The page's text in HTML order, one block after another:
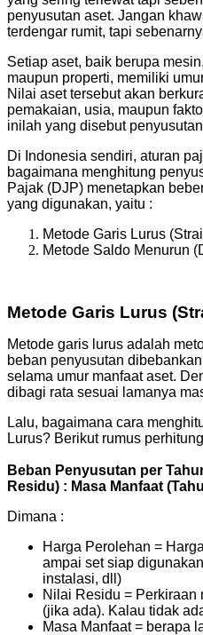
penyusutan aset. Jangan
terdengar rumit, tapi
Setiap aset, baik berupa
maupun properti, memiliki
Nilai aset tersebut akan
pemakaian, usia, maupun
inilah yang disebut
Di Indonesia sendiri, aturan
bagaimana menghitung
Pajak (DJP) menetapkan
yang digunakan, yaitu :
Metode Garis Lurus
Metode Saldo Menurun
Metode Garis Lurus
Metode garis lurus adalah
beban penyusutan
selama umur manfaat aset.
dibagi rata sesuai lamanya
Lalu, bagaimana cara
Lurus? Berikut rumus
Beban Penyusutan per
Residu) : Masa Manfaat
Dimana :
Harga Perolehan =
ampai set siap
instalasi, dll)
Nilai Residu = Perkiraan
(jika ada). Kalau tidak
Masa Manfaat = berapa